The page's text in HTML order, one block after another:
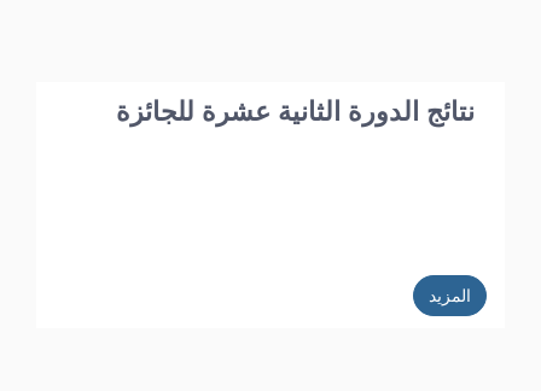
نتائج الدورة الثانية عشرة للجائزة
المزيد